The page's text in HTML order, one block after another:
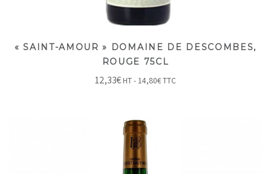
« SAINT-AMOUR » DOMAINE DE DESCOMBES,
ROUGE 75CL
12,33€ HT - 14,80€TTC